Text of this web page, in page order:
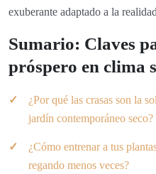
exuberante adaptado a la
Sumario: Claves
próspero en clima
¿Por qué las crasas son la
jardín contemporáneo seco?
¿Cómo entrenar a tus
regando menos veces?